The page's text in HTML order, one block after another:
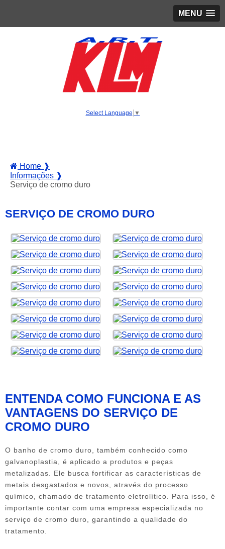
MENU
Select Language ▼
Home ❱
Informações ❱
Serviço de cromo duro
SERVIÇO DE CROMO DURO
ENTENDA COMO FUNCIONA E AS
VANTAGENS DO SERVIÇO DE
CROMO DURO
O banho de cromo duro, também conhecido como
galvanoplastia, é aplicado a produtos e peças
metalizadas. Ele busca fortificar as características de
metais desgastados e novos, através do processo
químico, chamado de tratamento eletrolítico. Para isso, é
importante contar com uma empresa especializada no
serviço de cromo duro , garantindo a qualidade do
tratamento.